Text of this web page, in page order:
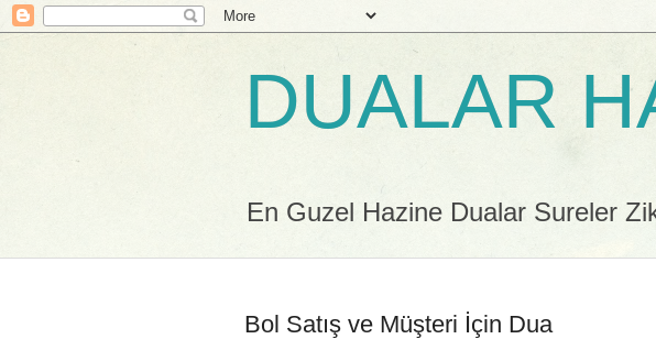
DUALAR
En Guzel Hazine Dualar Sureler
Bol Satış ve Müşteri İçin Dua